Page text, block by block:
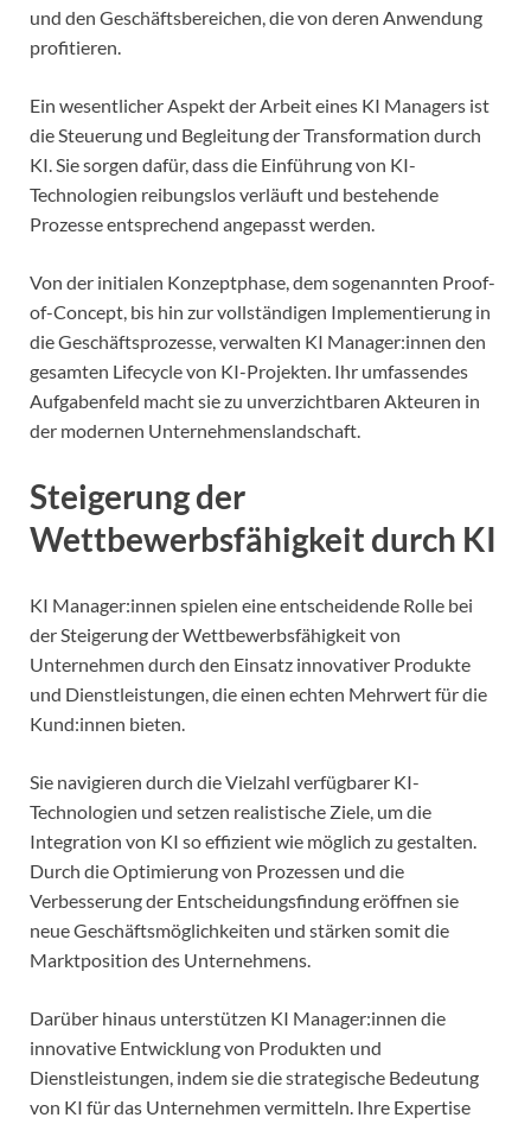
und den Geschäftsbereichen, die von deren Anwendung
profitieren.
Ein wesentlicher Aspekt der Arbeit eines KI Managers ist
die Steuerung und Begleitung der Transformation durch
KI. Sie sorgen dafür, dass die Einführung von KI-
Technologien reibungslos verläuft und bestehende
Prozesse entsprechend angepasst werden.
Von der initialen Konzeptphase, dem sogenannten Proof-
of-Concept, bis hin zur vollständigen Implementierung in
die Geschäftsprozesse, verwalten KI Manager:innen den
gesamten Lifecycle von KI-Projekten. Ihr umfassendes
Aufgabenfeld macht sie zu unverzichtbaren Akteuren in
der modernen Unternehmenslandschaft.
Steigerung der
Wettbewerbsfähigkeit durch KI
KI Manager:innen spielen eine entscheidende Rolle bei
der Steigerung der Wettbewerbsfähigkeit von
Unternehmen durch den Einsatz innovativer Produkte
und Dienstleistungen, die einen echten Mehrwert für die
Kund:innen bieten.
Sie navigieren durch die Vielzahl verfügbarer KI-
Technologien und setzen realistische Ziele, um die
Integration von KI so effizient wie möglich zu gestalten.
Durch die Optimierung von Prozessen und die
Verbesserung der Entscheidungsfindung eröffnen sie
neue Geschäftsmöglichkeiten und stärken somit die
Marktposition des Unternehmens.
Darüber hinaus unterstützen KI Manager:innen die
innovative Entwicklung von Produkten und
Dienstleistungen, indem sie die strategische Bedeutung
von KI für das Unternehmen vermitteln. Ihre Expertise